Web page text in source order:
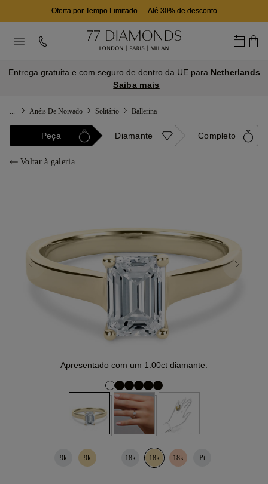
Oferta por Tempo Limitado—Até 30% de desconto
Entrega gratuita e com seguro de dentro da UE para Netherlands
Saiba mais
Anéis De Noivado Solitário Ballerina
Peça Diamante Completo
Voltar à galeria
Apresentado com um 1.00ct diamante.
9k 9k 18k 18k 18k Pt